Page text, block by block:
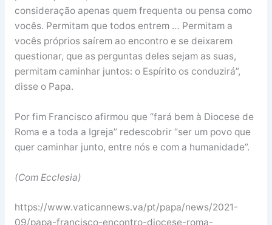
consideração apenas quem frequenta ou pensa como
vocês. Permitam que todos entrem … Permitam a
vocês próprios saírem ao encontro e se deixarem
questionar, que as perguntas deles sejam as suas,
permitam caminhar juntos: o Espírito os conduzirá”,
disse o Papa.
Por fim Francisco afirmou que “fará bem à Diocese de
Roma e a toda a Igreja” redescobrir “ser um povo que
quer caminhar junto, entre nós e com a humanidade”.
(Com Ecclesia)
https://www.vaticannews.va/pt/papa/news/2021-
09/papa-francisco-encontro-diocese-roma-